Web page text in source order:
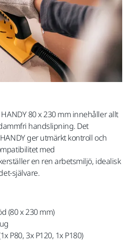
80 x 230 mm innehåller allt
handslipning. Det
ger utmärkt kontroll och
med
en ren arbetsmiljö, idealisk
självare.
(80 x 230 mm)
P80, 3x P120, 1x P180)